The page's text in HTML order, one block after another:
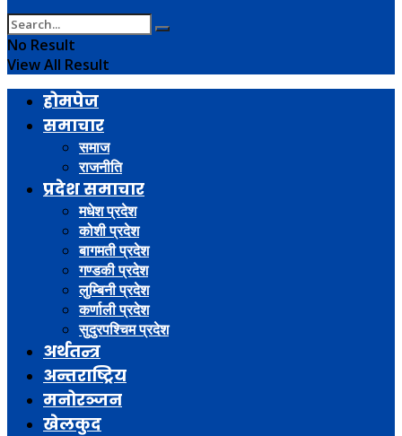
No Result
View All Result
होमपेज
समाचार
समाज
राजनीति
प्रदेश समाचार
मधेश प्रदेश
कोशी प्रदेश
बागमती प्रदेश
गण्डकी प्रदेश
लुम्बिनी प्रदेश
कर्णाली प्रदेश
सुदुरपश्चिम प्रदेश
अर्थतन्त्र
अन्तराष्ट्रिय
मनोरञ्जन
खेलकुद